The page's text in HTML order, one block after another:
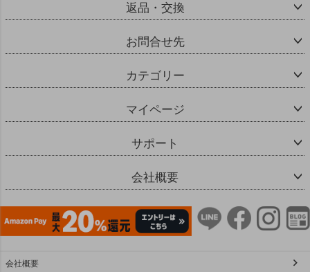
返品・交換
お問合せ先
カテゴリー
マイページ
サポート
会社概要
会社概要